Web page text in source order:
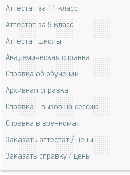
Аттестат за 11 класс
Аттестат за 9 класс
Аттестат школы
Академическая справка
Справка об обучении
Архивная справка
Справка - вызов на сессию
Справка в военкомат
Заказать аттестат / цены
Заказать справку / цены